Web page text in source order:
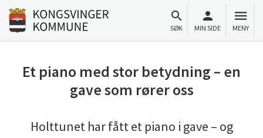
Til innhold
Gå til forsiden
SØK MIN SIDE MENY
Et piano med stor betydning – en
gave som rører oss
Holttunet har fått et piano i gave – og